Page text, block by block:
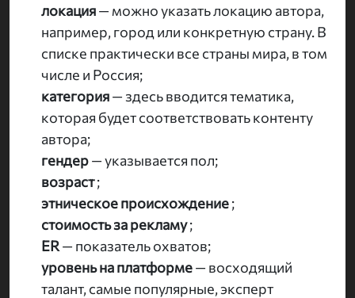
локация— можно указать локацию автора,
например, город или конкретную страну. В
списке практически все страны мира, в том
числе и Россия;
категория— здесь вводится тематика,
которая будет соответствовать контенту
автора;
гендер— указывается пол;
возраст;
этническое происхождение;
стоимость за рекламу;
ER— показатель охватов;
уровень на платформе— восходящий
талант, самые популярные, эксперт